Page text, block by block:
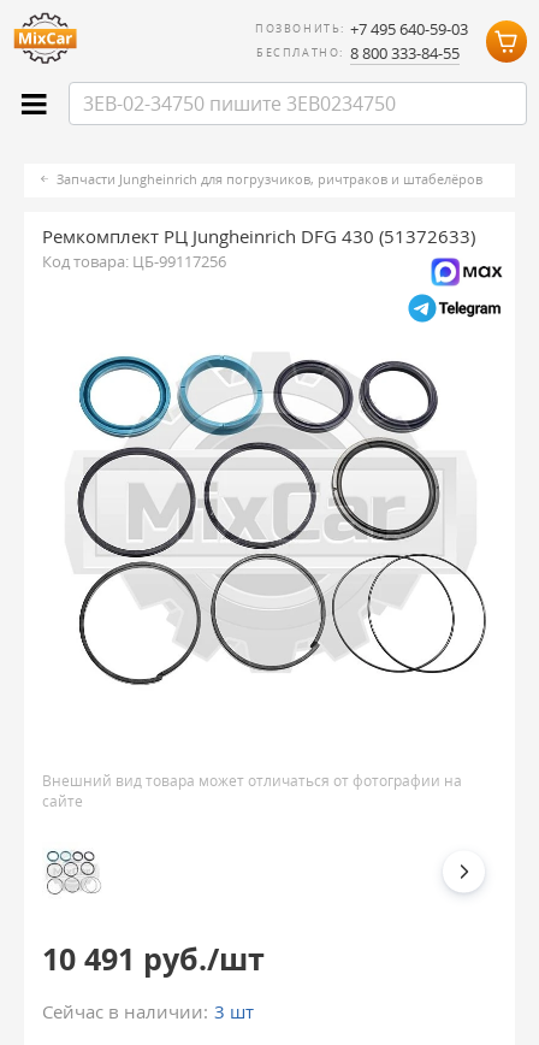
ПОЗВОНИТЬ: +7 495 640-59-03
БЕСПЛАТНО: 8 800 333-84-55
Запчасти Jungheinrich для погрузчиков, ричтраков и штабелёров
Ремкомплект РЦ Jungheinrich DFG 430 (51372633)
Код товара: ЦБ-99117256
Внешний вид товара может отличаться от фотографии на
сайте
10 491 руб./шт
Сейчас в наличии: 3 шт